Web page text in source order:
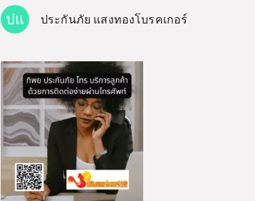
ปแ ประกันภัย แสงทองโบรคเกอร์